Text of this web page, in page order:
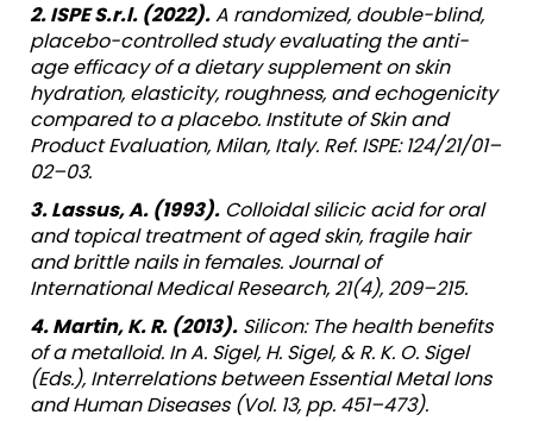
2. ISPE S.r.l. (2022).A randomized, double-blind,
placebo-controlled study evaluating the anti-
age efficacy of a dietary supplement on skin
hydration, elasticity, roughness, and echogenicity
compared to a placebo. Institute of Skin and
Product Evaluation, Milan, Italy. Ref. ISPE: 124/21/01–
02–03.
3. Lassus, A. (1993). Colloidal silicic acid for oral
and topical treatment of aged skin, fragile hair
and brittle nails in females. Journal of
International Medical Research, 21(4), 209–215.
4. Martin, K. R. (2013). Silicon: The health benefits
of a metalloid. In A. Sigel, H. Sigel, & R. K. O. Sigel
(Eds.), Interrelations between Essential Metal Ions
and Human Diseases (Vol. 13, pp. 451–473).